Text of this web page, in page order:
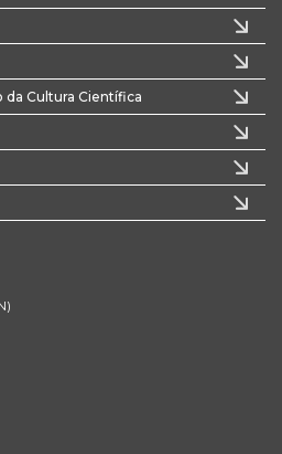
Cultura Científica